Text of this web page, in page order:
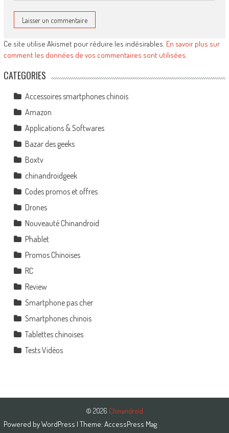
Ce site utilise Akismet pour réduire les indésirables. En savoir plus sur
comment les données de vos commentaires sont utilisées
CATEGORIES
Accessoires smartphones chinois
Amazon
Applications & Softwares
Bazar des geeks
Boxtv
chinandroidgeek
Codes promos et offres
Drones
Nouveauté Chinandroid
Phablet
Promos Chinoises
RC
Review
Smartphone pas cher
Smartphones chinois
Tablettes chinoises
Tests Vidéos
© 2026 Chinandroid
Powered byWordPress | Theme: AccessPress Mag